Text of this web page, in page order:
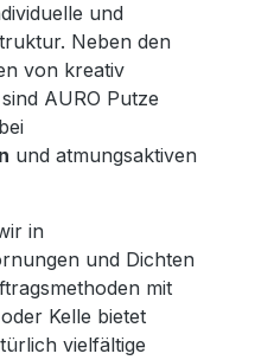
und
Neben den
von kreativ
AURO Putze
und atmungsaktiven
in
und Dichten
mit
Kelle bietet
vielfältige